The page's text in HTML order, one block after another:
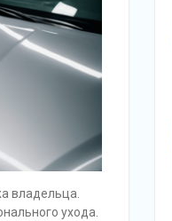
владельца.
ухода.